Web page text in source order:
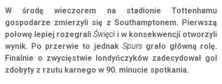
W środę wieczorem na stadionie Tottenhamu
gospodarze zmierzyli się z Southamptonem. Pierwszą
połowę lepiej rozegraliŚwięcii w konsekwencji otworzyli
wynik. Po przerwie to jednak Spursgrało główną rolę.
Finalnie o zwycięstwie londyńczyków zadecydował gol
zdobyty z rzutu karnego w 90. minucie spotkania.